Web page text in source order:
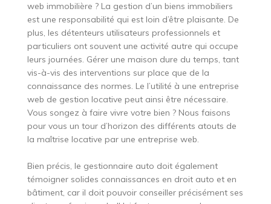
web immobilière ? La gestion d’un biens immobiliers
est une responsabilité qui est loin d’être plaisante. De
plus, les détenteurs utilisateurs professionnels et
particuliers ont souvent une activité autre qui occupe
leurs journées. Gérer une maison dure du temps, tant
vis-à-vis des interventions sur place que de la
connaissance des normes. Le l’utilité à une entreprise
web de gestion locative peut ainsi être nécessaire.
Vous songez à faire vivre votre bien ? Nous faisons
pour vous un tour d’horizon des différents atouts de
la maîtrise locative par une entreprise web.
Bien précis, le gestionnaire auto doit également
témoigner solides connaissances en droit auto et en
bâtiment, car il doit pouvoir conseiller précisément ses